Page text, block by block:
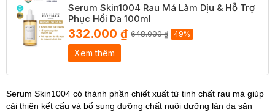
Serum Skin1004 Rau Má Làm Dịu & Hỗ Trợ
Phục Hồi Da 100ml
332.000 ₫ 648.000 ₫ 49%
Xem thêm
Serum Skin1004 có thành phần chiết xuất từ tinh chất rau má giúp
cải thiện kết cấu và bổ sung dưỡng chất nuôi dưỡng làn da săn